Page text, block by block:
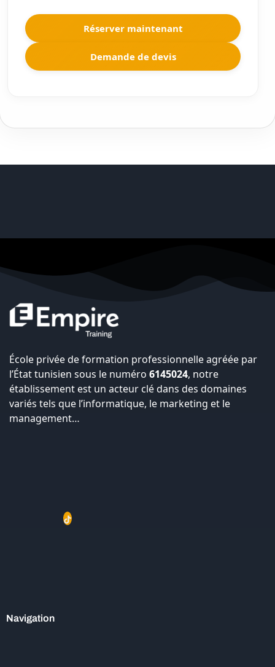
Réserver maintenant
Demande de devis
École privée de formation professionnelle agréée par
l’État tunisien sous le numéro 6145024, notre
établissement est un acteur clé dans des domaines
variés tels que l’informatique, le marketing et le
management…
Navigation